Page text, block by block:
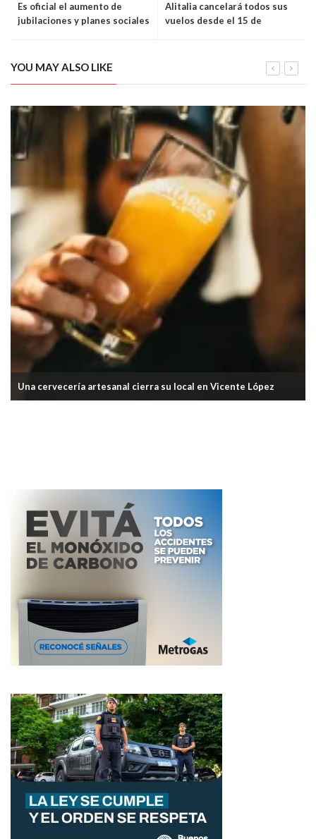
Es oficial el aumento de
jubilaciones y planes sociales
Alitalia cancelará todos sus
vuelos desde el 15 de
YOU MAY ALSO LIKE
Una cervecería artesanal cierra su local en Vicente López